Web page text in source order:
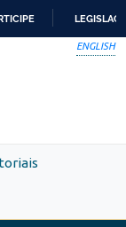
ENGLISH